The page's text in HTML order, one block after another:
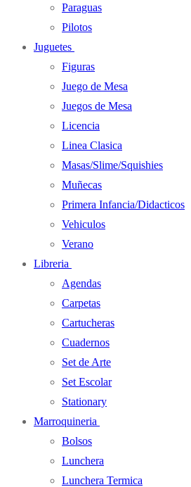
Paraguas
Pilotos
Juguetes
Figuras
Juego de Mesa
Juegos de Mesa
Licencia
Linea Clasica
Masas/Slime/Squishies
Muñecas
Primera Infancia/Didacticos
Vehiculos
Verano
Libreria
Agendas
Carpetas
Cartucheras
Cuadernos
Set de Arte
Set Escolar
Stationary
Marroquineria
Bolsos
Lunchera
Lunchera Termica